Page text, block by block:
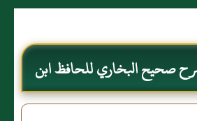
صحيح البخاري للحافظ ابن